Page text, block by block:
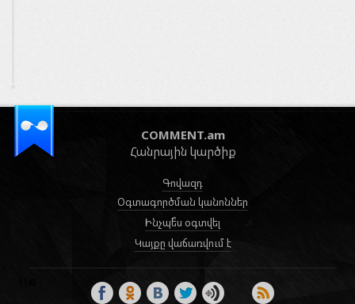
COMMENT.am
Հանրային կարծիք
Գովազդ
Օգտագործման կանոններ
Ինչպե՞ս օգտվել
Կայքը վաճառվում է